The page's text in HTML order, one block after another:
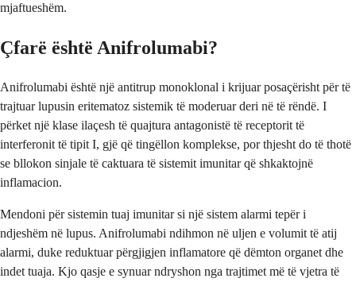
mjaftueshëm.
Çfarë është Anifrolumabi?
Anifrolumabi është një antitrup monoklonal i krijuar posaçërisht për të
trajtuar lupusin eritematoz sistemik të moderuar deri në të rëndë. I
përket një klase ilaçesh të quajtura antagonistë të receptorit të
interferonit të tipit I, gjë që tingëllon komplekse, por thjesht do të thotë
se bllokon sinjale të caktuara të sistemit imunitar që shkaktojnë
inflamacion.
Mendoni për sistemin tuaj imunitar si një sistem alarmi tepër i
ndjeshëm në lupus. Anifrolumabi ndihmon në uljen e volumit të atij
alarmi, duke reduktuar përgjigjen inflamatore që dëmton organet dhe
indet tuaja. Kjo qasje e synuar ndryshon nga trajtimet më të vjetra të